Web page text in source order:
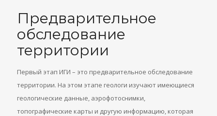
Предварительное
обследование
территории
Первый этап ИГИ – это предварительное обследование
территории. На этом этапе геологи изучают имеющиеся
геологические данные, аэрофотоснимки,
топографические карты и другую информацию, которая